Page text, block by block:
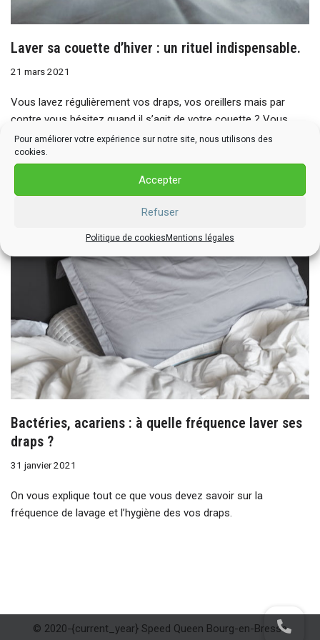
Pour améliorer votre expérience sur notre site, nous utilisons des
cookies.
Accepter
Refuser
Politique de cookies Mentions légales
Laver sa couette d’hiver : un rituel indispensable.
21 mars 2021
Vous lavez régulièrement vos draps, vos oreillers mais par
contre vous hésitez quand il s’agit de votre couette ? Vous
avez probablement peur de l’abimer ? Même si elle est
protégée par une housse, il est important de laver sa couette.
Beaucoup de spécialistes recommandent…
Bactéries, acariens : à quelle fréquence laver ses
draps ?
31 janvier 2021
On vous explique tout ce que vous devez savoir sur la
fréquence de lavage et l’hygiène des vos draps.
© 2020-{current_year} Speed Queen Bourg-en-Bresse